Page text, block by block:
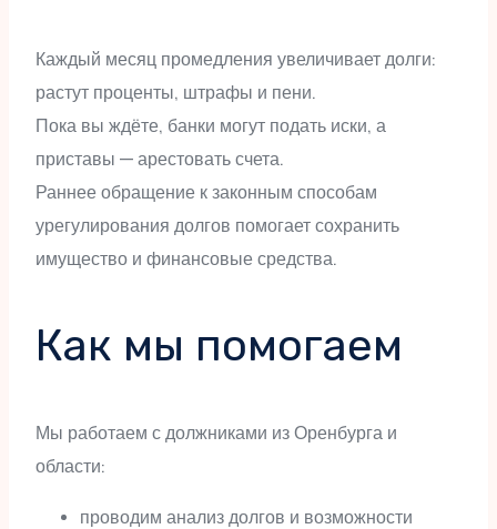
Каждый месяц промедления увеличивает долги:
растут проценты, штрафы и пени.
Пока вы ждёте, банки могут подать иски, а
приставы — арестовать счета.
Раннее обращение к законным способам
урегулирования долгов помогает сохранить
имущество и финансовые средства.
Как мы помогаем
Мы работаем с должниками из Оренбурга и
области:
проводим анализ долгов и возможности